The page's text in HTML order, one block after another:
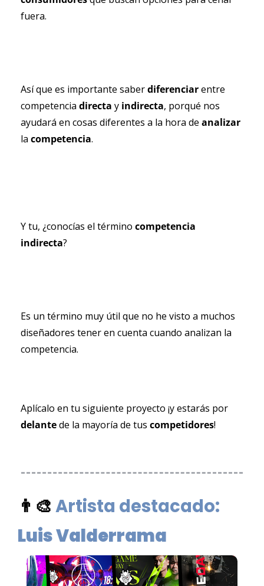
fuera.
Así que es importante saber diferenciar entre
competencia directa y indirecta, porqué nos
ayudará en cosas diferentes a la hora de
la competencia.
Y tu, ¿conocías el término competencia
indirecta?
Es un término muy útil que no he visto a muchos
diseñadores tener en cuenta cuando analizan la
competencia.
delante de la mayoría de tus competidores!
👨‍🎨
Luis Valderrama